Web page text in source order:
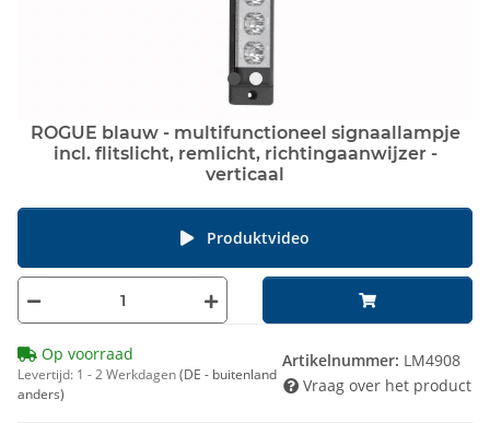
ROGUE blauw - multifunctioneel signaallampje
incl. flitslicht, remlicht, richtingaanwijzer -
verticaal
Produktvideo
Op voorraad
Levertijd: 1 - 2 Werkdagen(DE - buitenland
anders)
Artikelnummer: LM4908
Vraag over het product